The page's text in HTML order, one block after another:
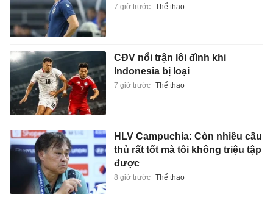
7 giờ trước Thể thao
CĐV nổi trận lôi đình khi
Indonesia bị loại
7 giờ trước Thể thao
HLV Campuchia: Còn nhiều cầu
thủ rất tốt mà tôi không triệu tập
được
8 giờ trước Thể thao